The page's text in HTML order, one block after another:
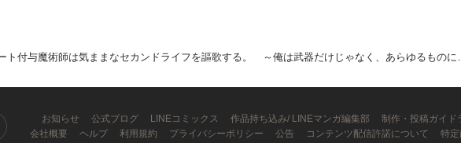
は気ままなセカンドライフを謳歌する。 ～俺は武器だけじゃなく、あらゆるものに『強化ポイント』を付与できるし、俺の意思でいつでも効果を解除できるけど、残った人たち大丈夫？～
お知らせ 公式ブログ LINEコミックス 作品持ち込み/ LINEマンガ編集部 制作・投稿ガイド
会社概要
ヘルプ 利用規約 プライバシーポリシー 公告 コンテンツ配信許諾について 特